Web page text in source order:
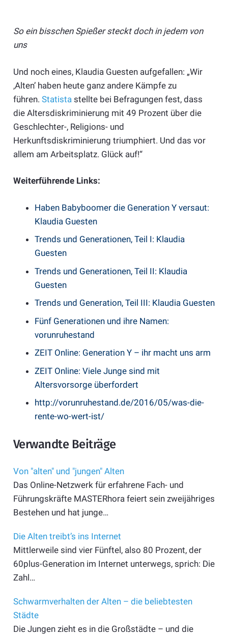
So ein bisschen Spießer steckt doch in jedem von
uns
Und noch eines, Klaudia Guesten aufgefallen: „Wir
‚Alten’ haben heute ganz andere Kämpfe zu
führen. Statista stellte bei Befragungen fest, dass
die Altersdiskriminierung mit 49 Prozent über die
Geschlechter-, Religions- und
Herkunftsdiskriminierung triumphiert. Und das vor
allem am Arbeitsplatz. Glück auf!“
Weiterführende Links:
Haben Babyboomer die Generation Y versaut:
Klaudia Guesten
Trends und Generationen, Teil I: Klaudia
Guesten
Trends und Generationen, Teil II: Klaudia
Guesten
Trends und Generation, Teil III: Klaudia Guesten
Fünf Generationen und ihre Namen:
vorunruhestand
ZEIT Online: Generation Y – ihr macht uns arm
ZEIT Online: Viele Junge sind mit
Altersvorsorge überfordert
http://vorunruhestand.de/2016/05/was-die-
rente-wo-wert-ist/
Verwandte Beiträge
Von "alten" und "jungen" Alten
Das Online-Netzwerk für erfahrene Fach- und
Führungskräfte MASTERhora feiert sein zweijähriges
Bestehen und hat junge…
Die Alten treibt’s ins Internet
Mittlerweile sind vier Fünftel, also 80 Prozent, der
60plus-Generation im Internet unterwegs, sprich: Die
Zahl…
Schwarmverhalten der Alten – die beliebtesten
Städte
Die Jungen zieht es in die Großstädte – und die